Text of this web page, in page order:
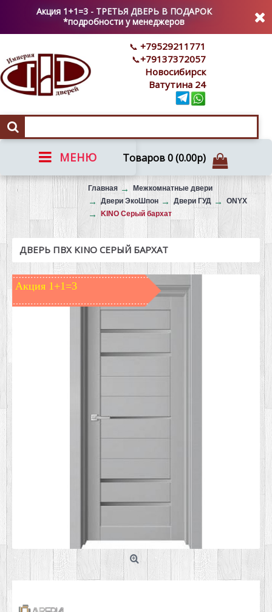
Акция 1+1=3 - ТРЕТЬЯ ДВЕРЬ В ПОДАРОК
*подробности у менеджеров
Товаров 0 (0.00р)
+79529211771
+79137372057
Новосибирск
Ватутина 24
МЕНЮ
Вызов на замер Главная
Межкомнатные двери
Двери ЭкоШпон
Двери ГУД
ONYX
KINO Серый бархат
ДВЕРЬ ПВХ KINO СЕРЫЙ БАРХАТ
Акция 1+1=3